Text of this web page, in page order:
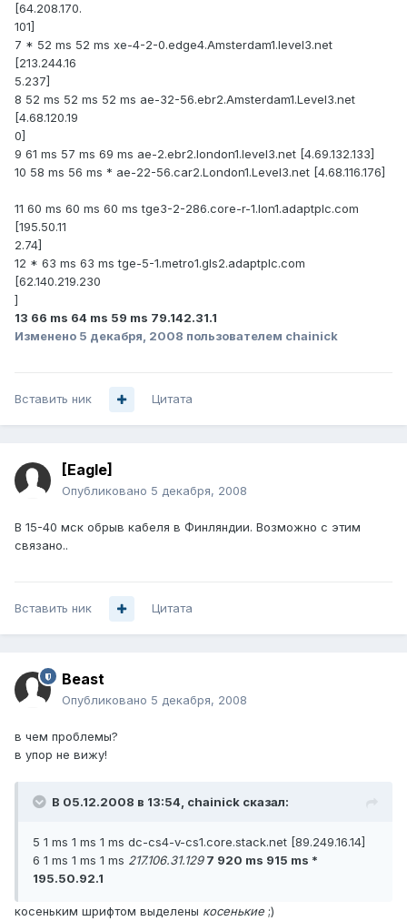
[64.208.170.
101]
7 * 52 ms 52 ms xe-4-2-0.edge4.Amsterdam1.level3.net
[213.244.16
5.237]
8 52 ms 52 ms 52 ms ae-32-56.ebr2.Amsterdam1.Level3.net
[4.68.120.19
0]
9 61 ms 57 ms 69 ms ae-2.ebr2.london1.level3.net [4.69.132.133]
10 58 ms 56 ms * ae-22-56.car2.London1.Level3.net [4.68.116.176]
11 60 ms 60 ms 60 ms tge3-2-286.core-r-1.lon1.adaptplc.com
[195.50.11
2.74]
12 * 63 ms 63 ms tge-5-1.metro1.gls2.adaptplc.com
[62.140.219.230
]
13 66 ms 64 ms 59 ms 79.142.31.1
Изменено 5 декабря, 2008 пользователем chainick
Вставить ник Цитата
[Eagle]
Опубликовано 5 декабря, 2008
В 15-40 мск обрыв кабеля в Финляндии. Возможно с этим
связано..
Вставить ник Цитата
Beast
Опубликовано 5 декабря, 2008
в чем проблемы?
в упор не вижу!
В 05.12.2008 в 13:54, chainick сказал:
5 1 ms 1 ms 1 ms dc-cs4-v-cs1.core.stack.net [89.249.16.14]
6 1 ms 1 ms 1 ms 217.106.31.1297 920 ms 915 ms *
195.50.92.1
косеньким шрифтом выделены косенькие ;)